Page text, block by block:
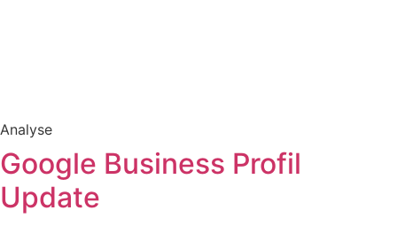
Analyse
Google Business Profil
Update